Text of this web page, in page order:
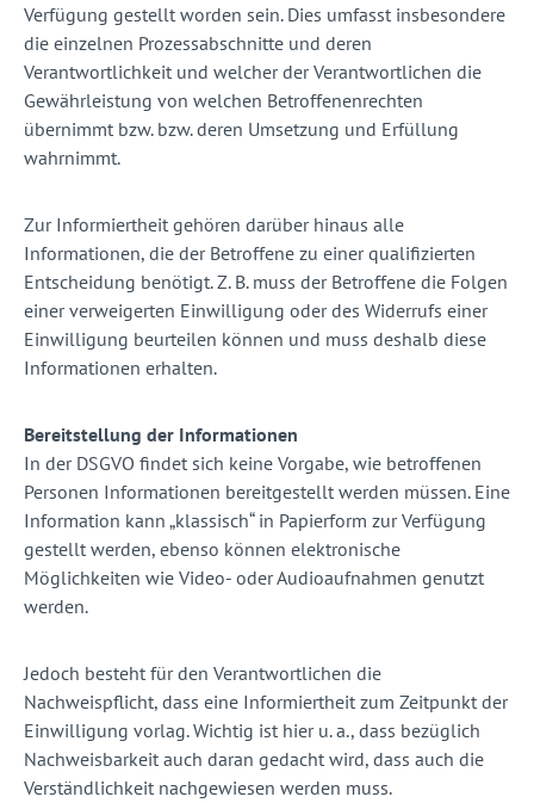
Verfügung gestellt worden sein. Dies umfasst insbesondere
die einzelnen Prozessabschnitte und deren
Verantwortlichkeit und welcher der Verantwortlichen die
Gewährleistung von welchen Betroffenenrechten
übernimmt bzw. bzw. deren Umsetzung und Erfüllung
wahrnimmt.
Zur Informiertheit gehören darüber hinaus alle
Informationen, die der Betroffene zu einer qualifizierten
Entscheidung benötigt. Z. B. muss der Betroffene die Folgen
einer verweigerten Einwilligung oder des Widerrufs einer
Einwilligung beurteilen können und muss deshalb diese
Informationen erhalten.
Bereitstellung der Informationen
In der DSGVO findet sich keine Vorgabe, wie betroffenen
Personen Informationen bereitgestellt werden müssen. Eine
Information kann „klassisch“ in Papierform zur Verfügung
gestellt werden, ebenso können elektronische
Möglichkeiten wie Video- oder Audioaufnahmen genutzt
werden.
Jedoch besteht für den Verantwortlichen die
Nachweispflicht, dass eine Informiertheit zum Zeitpunkt der
Einwilligung vorlag. Wichtig ist hier u. a., dass bezüglich
Nachweisbarkeit auch daran gedacht wird, dass auch die
Verständlichkeit nachgewiesen werden muss.